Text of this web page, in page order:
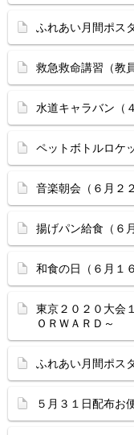
ふれあい月間ポス
救急救命講習（教
水道キャラバン（
ペットボトルロケ
音楽朝会（６月２
揚げパン給食（６
和食の日（６月１
東京２０２０大会
ＯＲＷＡＲＤ～
ふれあい月間ポス
５月３１日配布お